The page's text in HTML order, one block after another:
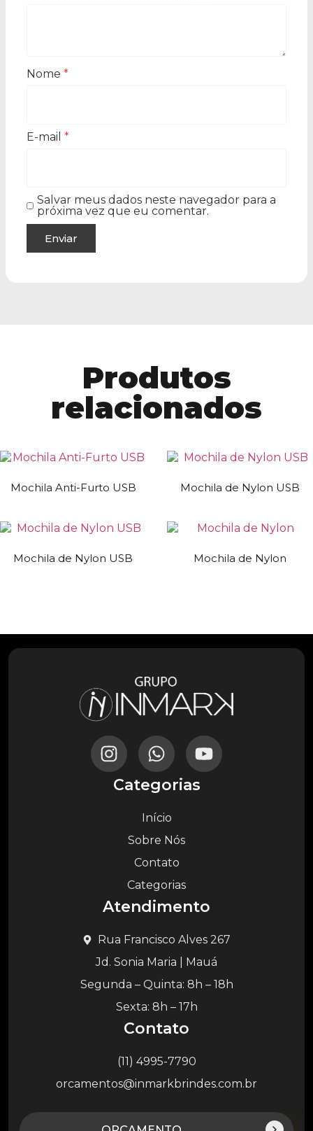
Nome *
E-mail *
Salvar meus dados neste navegador para a
próxima vez que eu comentar.
Produtos
relacionados
Mochila Anti-Furto USB Mochila de Nylon USB
Mochila de Nylon USB Mochila de Nylon
Categorias
Início
Sobre Nós
Contato
Categorias
Atendimento
Rua Francisco Alves 267
Jd. Sonia Maria | Mauá
Segunda – Quinta: 8h – 18h
Sexta: 8h – 17h
Contato
(11) 4995-7790
orcamentos@inmarkbrindes.com.br